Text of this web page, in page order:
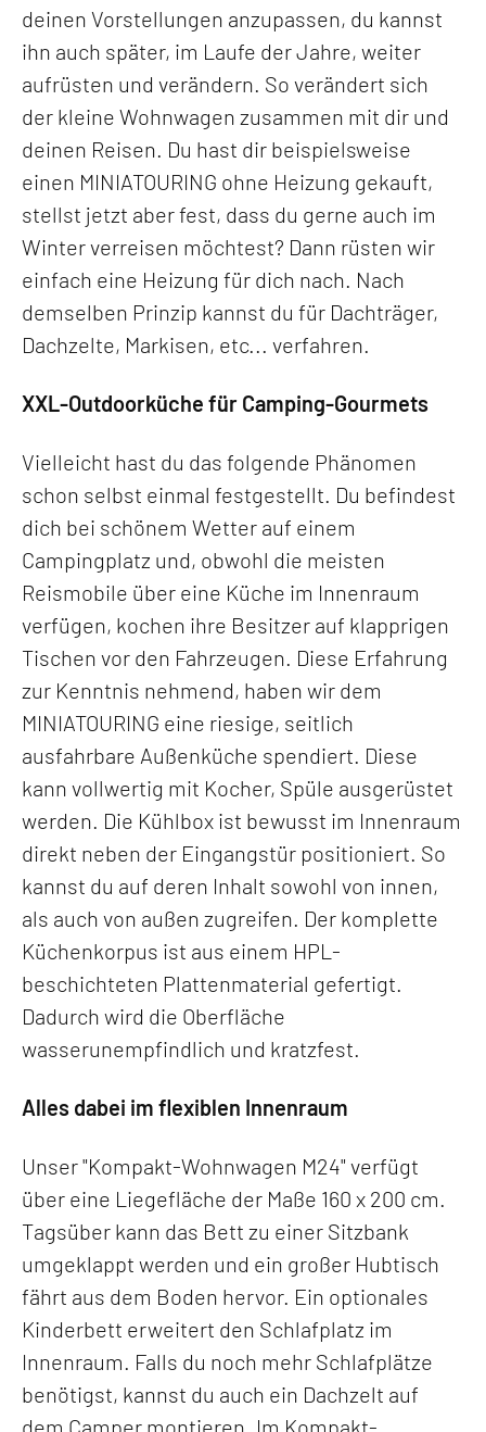
deinen Vorstellungen anzupassen, du kannst
ihn auch später, im Laufe der Jahre, weiter
aufrüsten und verändern. So verändert sich
der kleine Wohnwagen zusammen mit dir und
deinen Reisen. Du hast dir beispielsweise
einen MINIATOURING ohne Heizung gekauft,
stellst jetzt aber fest, dass du gerne auch im
Winter verreisen möchtest? Dann rüsten wir
einfach eine Heizung für dich nach. Nach
demselben Prinzip kannst du für Dachträger,
Dachzelte, Markisen, etc... verfahren.
XXL-Outdoorküche für Camping-Gourmets
Vielleicht hast du das folgende Phänomen
schon selbst einmal festgestellt. Du befindest
dich bei schönem Wetter auf einem
Campingplatz und, obwohl die meisten
Reismobile über eine Küche im Innenraum
verfügen, kochen ihre Besitzer auf klapprigen
Tischen vor den Fahrzeugen. Diese Erfahrung
zur Kenntnis nehmend, haben wir dem
MINIATOURING eine riesige, seitlich
ausfahrbare Außenküche spendiert. Diese
kann vollwertig mit Kocher, Spüle ausgerüstet
werden. Die Kühlbox ist bewusst im Innenraum
direkt neben der Eingangstür positioniert. So
kannst du auf deren Inhalt sowohl von innen,
als auch von außen zugreifen. Der komplette
Küchenkorpus ist aus einem HPL-
beschichteten Plattenmaterial gefertigt.
Dadurch wird die Oberfläche
wasserunempfindlich und kratzfest.
Alles dabei im flexiblen Innenraum
Unser "Kompakt-Wohnwagen M24" verfügt
über eine Liegefläche der Maße 160 x 200 cm.
Tagsüber kann das Bett zu einer Sitzbank
umgeklappt werden und ein großer Hubtisch
fährt aus dem Boden hervor. Ein optionales
Kinderbett erweitert den Schlafplatz im
Innenraum. Falls du noch mehr Schlafplätze
benötigst, kannst du auch ein Dachzelt auf
dem Camper montieren. Im Kompakt-